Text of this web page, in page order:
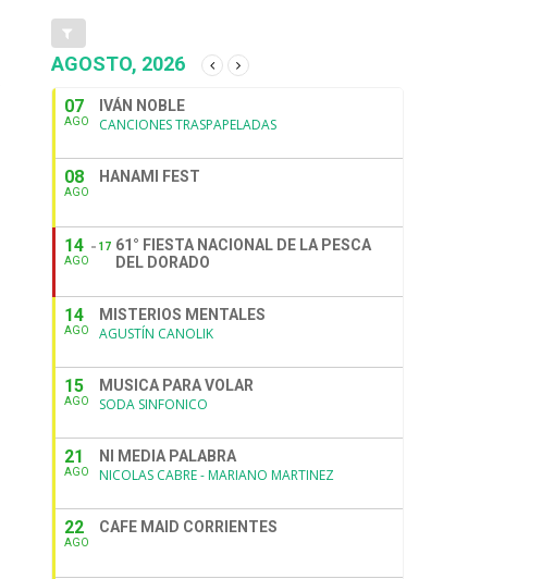
AGOSTO, 2026
07
AGO
IVÁN NOBLE
CANCIONES TRASPAPELADAS
08
AGO
HANAMI FEST
14
AGO
17 61° FIESTA NACIONAL DE LA PESCA
DEL DORADO
14
AGO
MISTERIOS MENTALES
AGUSTÍN CANOLIK
15
AGO
MUSICA PARA VOLAR
SODA SINFONICO
21
AGO
NI MEDIA PALABRA
NICOLAS CABRE - MARIANO MARTINEZ
22
AGO
CAFE MAID CORRIENTES